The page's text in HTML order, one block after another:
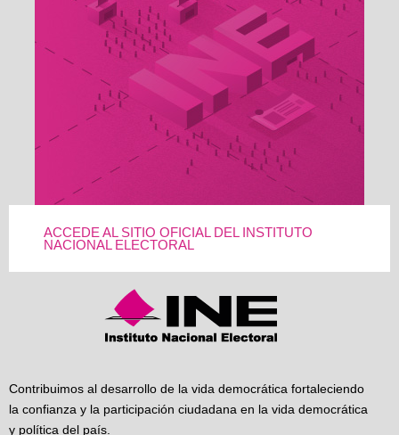
ACCEDE AL SITIO OFICIAL DEL INSTITUTO
NACIONAL ELECTORAL
Contribuimos al desarrollo de la vida democrática fortaleciendo
la confianza y la participación ciudadana en la vida democrática
y política del país.